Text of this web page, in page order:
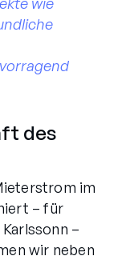
des
im
– für
–
wir neben